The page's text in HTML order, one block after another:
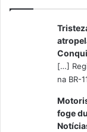
[…]
na BR-
foge